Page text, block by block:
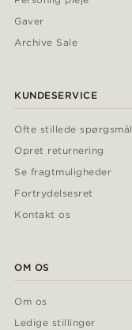
Gaver
Archive Sale
KUNDESERVICE
Ofte stillede spørgsmål
Opret returnering
Se fragtmuligheder
Fortrydelsesret
Kontakt os
OM OS
Om os
Ledige stillinger